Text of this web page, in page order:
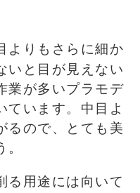
よりもさらに細か
いと目が見えない
業が多いプラモデ
ています。中目よ
るので、とても美
る用途には向いて